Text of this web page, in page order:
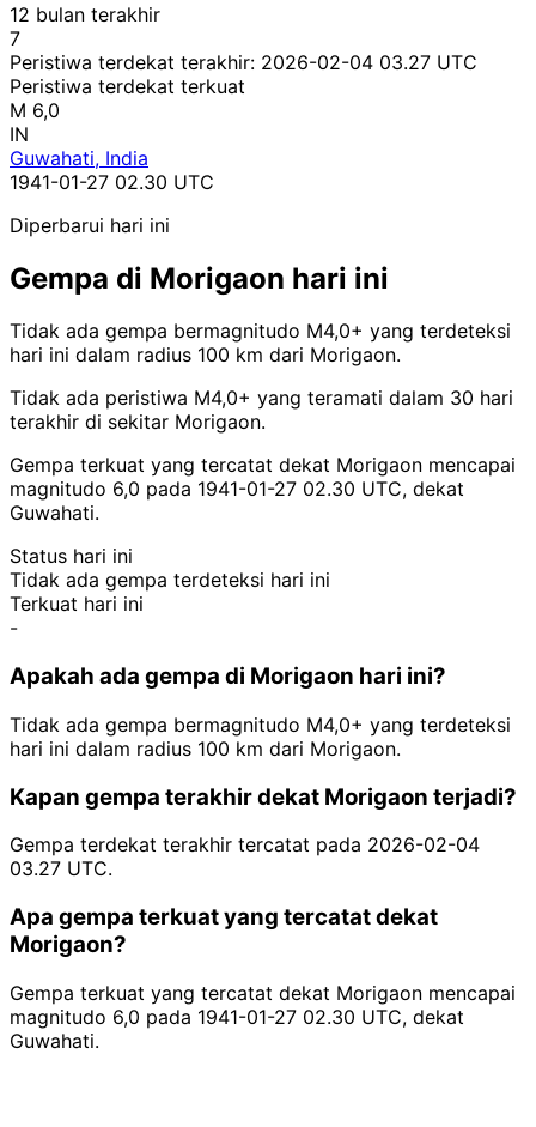
12 bulan terakhir
7
Peristiwa terdekat terakhir: 2026-02-04 03.27 UTC
Peristiwa terdekat terkuat
M 6,0
IN
Guwahati, India
1941-01-27 02.30 UTC
Diperbarui hari ini
Gempa di Morigaon hari ini
Tidak ada gempa bermagnitudo M4,0+ yang terdeteksi
hari ini dalam radius 100 km dari Morigaon.
Tidak ada peristiwa M4,0+ yang teramati dalam 30 hari
terakhir di sekitar Morigaon.
Gempa terkuat yang tercatat dekat Morigaon mencapai
magnitudo 6,0 pada 1941-01-27 02.30 UTC, dekat
Guwahati.
Status hari ini
Tidak ada gempa terdeteksi hari ini
Terkuat hari ini
-
Apakah ada gempa di Morigaon hari ini?
Tidak ada gempa bermagnitudo M4,0+ yang terdeteksi
hari ini dalam radius 100 km dari Morigaon.
Kapan gempa terakhir dekat Morigaon terjadi?
Gempa terdekat terakhir tercatat pada 2026-02-04
03.27 UTC.
Apa gempa terkuat yang tercatat dekat
Morigaon?
Gempa terkuat yang tercatat dekat Morigaon mencapai
magnitudo 6,0 pada 1941-01-27 02.30 UTC, dekat
Guwahati.